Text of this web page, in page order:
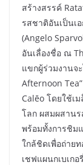
สร้างสรรค์
รสชาติอันเป็นเ
(Angelo
อันเลื่องชื่อ ณ
แขกผู้ร่วมงานจ
Afternoon
Calēo โดยใช้เ
โลก ผสมผสาน
พร้อมทั้งการชิม
ใกล้ชิดเพื่อถ่าย
เชฟแผนกเบเก